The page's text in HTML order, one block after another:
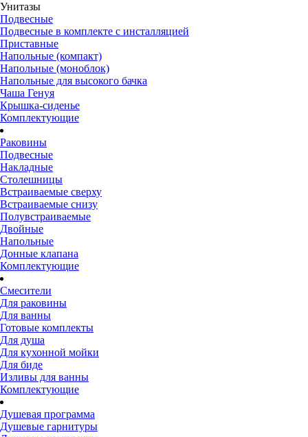
Унитазы
Подвесные
Подвесные в комплекте с инсталляцией
Приставные
Напольные (компакт)
Напольные (моноблок)
Напольные для высокого бачка
Чаша Генуя
Крышка-сиденье
Комплектующие
Раковины
Подвесные
Накладные
Столешницы
Встраиваемые сверху
Встраиваемые снизу
Полувстраиваемые
Двойные
Напольные
Донные клапана
Комплектующие
Смесители
Для раковины
Для ванны
Готовые комплекты
Для душа
Для кухонной мойки
Для биде
Изливы для ванны
Комплектующие
Душевая программа
Душевые гарнитуры